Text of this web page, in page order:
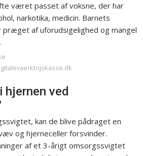
været passet af voksne, der har
narkotika, medicin. Barnets
præget af uforudsigelighed og mangel
hjernen ved
kan de blive pådraget en
og hjerneceller forsvinder.
af et 3-årigt omsorgssvigtet